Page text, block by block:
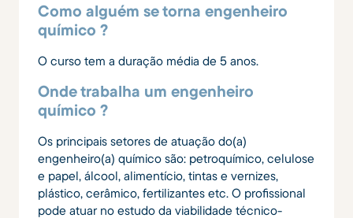
Como alguém se torna engenheiro
químico ?
O curso tem a duração média de 5 anos.
Onde trabalha um engenheiro
químico ?
Os principais setores de atuação do(a)
engenheiro(a) químico são: petroquímico, celulose
e papel, álcool, alimentício, tintas e vernizes,
plástico, cerâmico, fertilizantes etc. O profissional
pode atuar no estudo da viabilidade técnico-